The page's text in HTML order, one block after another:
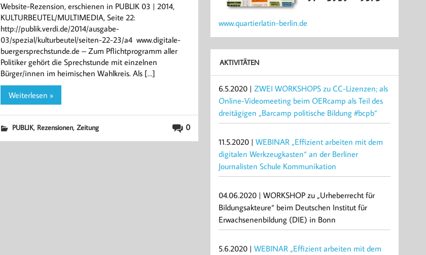
Website-Rezension, erschienen in PUBLIK 03 | 2014,
KULTURBEUTEL/MULTIMEDIA, Seite 22:
http://publik.verdi.de/2014/ausgabe-
03/spezial/kulturbeutel/seiten-22-23/a4 www.digitale-
buergersprechstunde.de – Zum Pflichtprogramm aller
Politiker gehört die Sprechstunde mit einzelnen
Bürger/innen im heimischen Wahlkreis. Als […]
Weiterlesen »
0
PUBLIK, Rezensionen, Zeitung
www.quartierlatin-berlin.de
AKTIVITÄTEN
6.5.2020 |ZWEI WORKSHOPS zu CC-Lizenzen; als
Online-Videomeeting beim OERcamp als Teil des
dreitägigen „Barcamp politische Bildung #bcpb“
11.5.2020 |WEBINAR „Effizient arbeiten mit dem
digitalen Werkzeugkasten“ an der Berliner
Journalisten Schule Kommunikation
04.06.2020 | WORKSHOP zu „Urheberrecht für
Bildungsakteure“ beim Deutschen Institut für
Erwachsenenbildung (DIE) in Bonn
5.6.2020 |WEBINAR „Effizient arbeiten mit dem